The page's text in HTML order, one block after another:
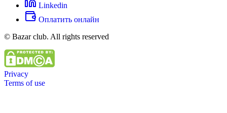
Linkedin
Оплатить онлайн
© Bazar club. All rights reserved
Privacy
Terms of use